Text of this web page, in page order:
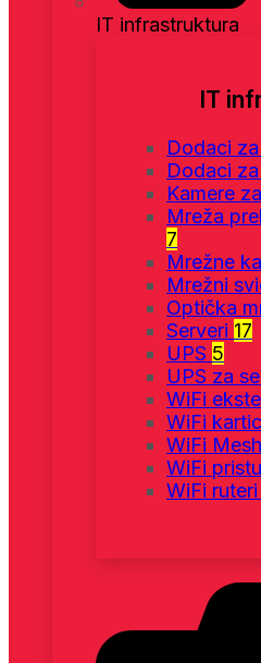
IT infrastruktura
IT
Dodaci
Dodaci
Kamere
Mreža
7
Mrežne
Mrežni
Optička
Serveri 17
UPS 5
UPS za
WiFi
WiFi
WiFi
WiFi
WiFi ruteri